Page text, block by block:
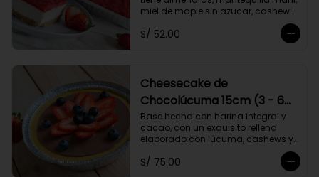
miel de maple sin azucar, cashews,
S/ 52.00
Cheesecake de
Chocolúcuma 15cm (3 - 6
porc.) Vegano
Base hecha con harina integral y
cacao, con un exquisito relleno
elaborado con lúcuma, cashews y
almendras. Endulzado con stevia.
Contiene maní.
S/ 75.00